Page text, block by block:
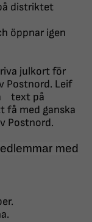
distriktet
öppnar igen
julkort för
Postnord. Leif
text på
få med ganska
Postnord.
med